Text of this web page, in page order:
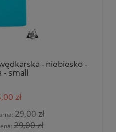
- niebiesko -
- small
zł
29,00 zł
29,00 zł